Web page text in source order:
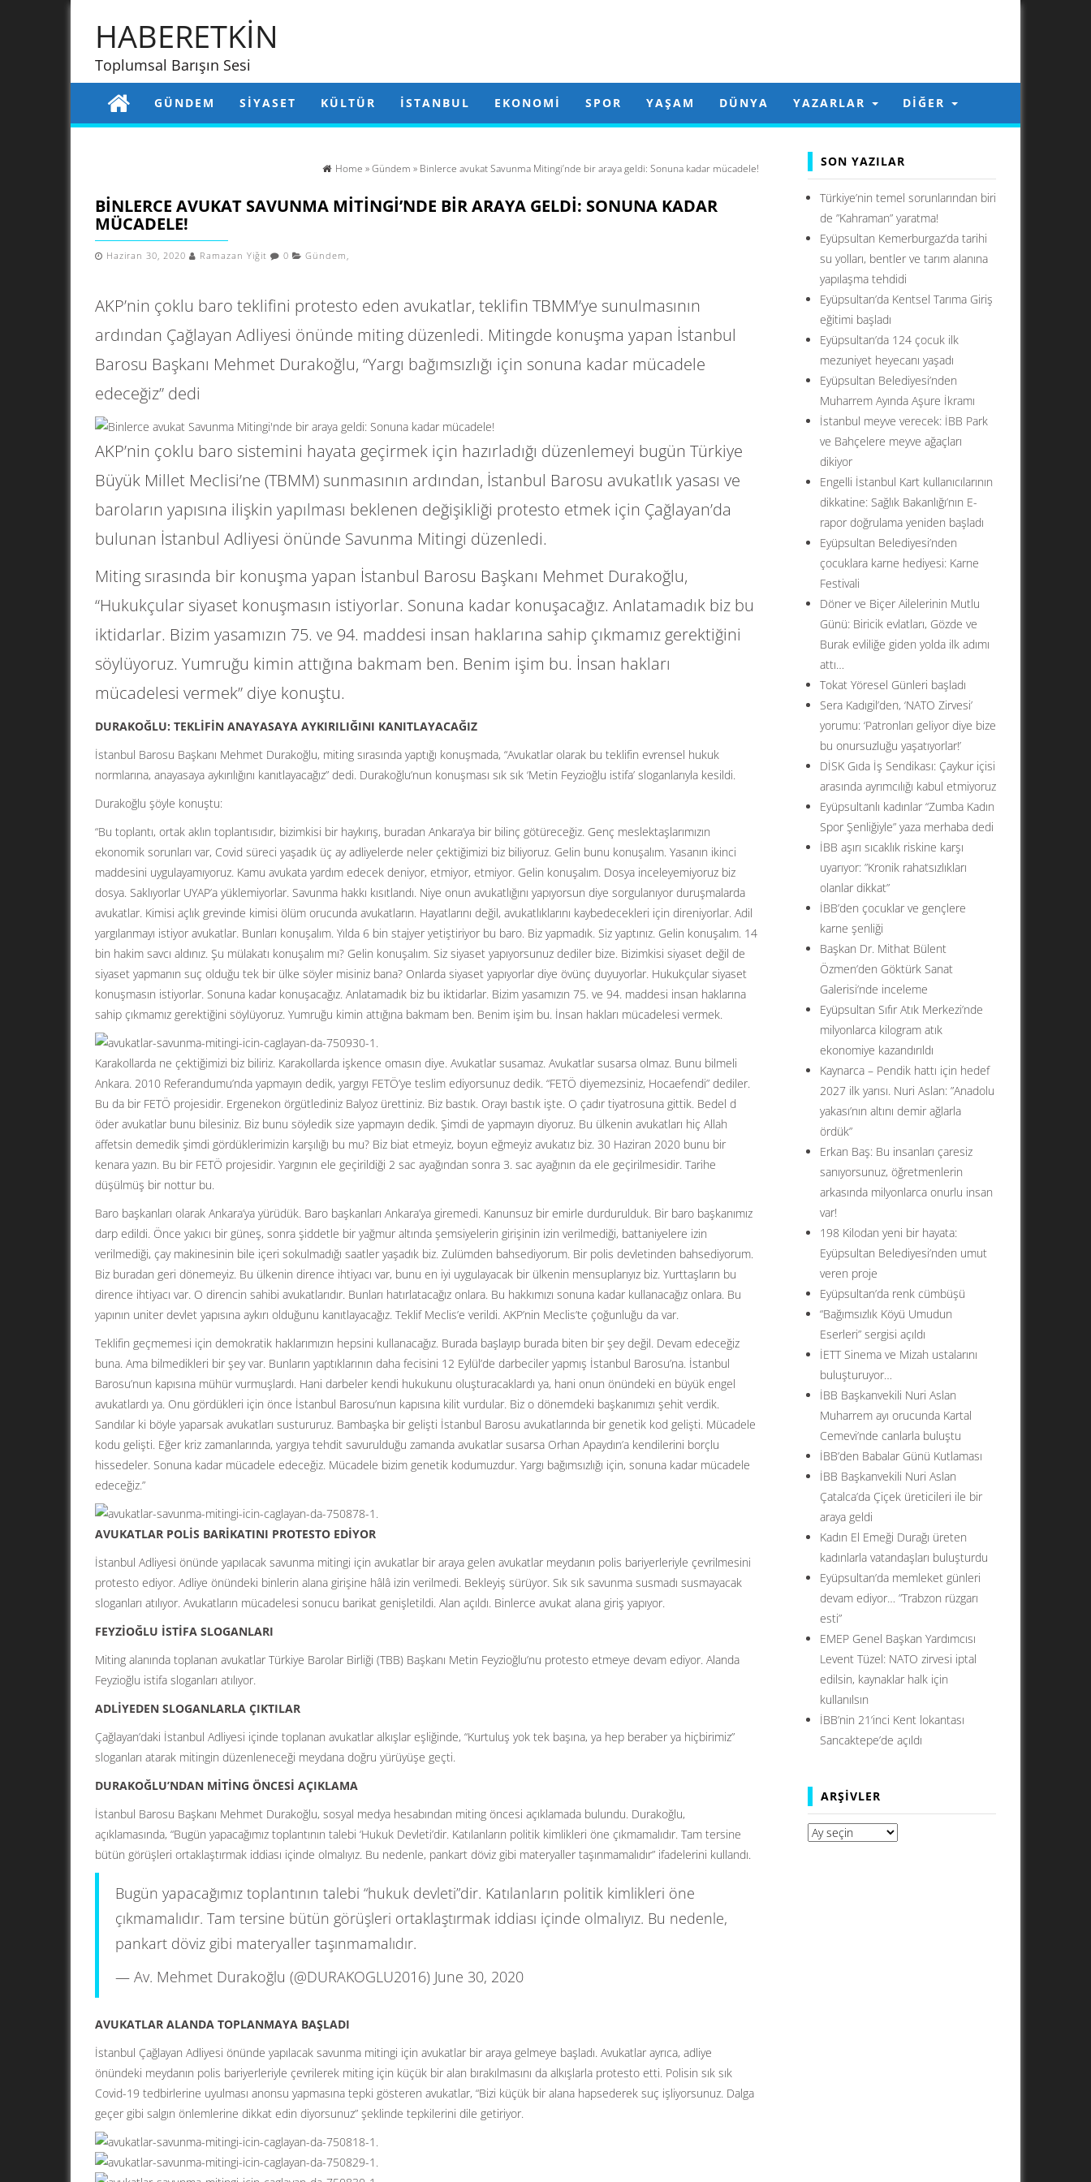
HABERETKİN
Toplumsal Barışın Sesi
GÜNDEM SIYASET KÜLTÜR İSTANBUL EKONOMI SPOR YAŞAM DÜNYA YAZARLAR DIĞER
Home »Gündem » Binlerce avukat Savunma Mitingi’nde bir araya geldi: Sonuna kadar mücadele!
BINLERCE AVUKAT SAVUNMA MITINGI’NDE BIR ARAYA GELDI: SONUNA KADAR
MÜCADELE!
Haziran 30, 2020 Ramazan Yiğit 0 Gündem ,
AKP’nin çoklu baro teklifini protesto eden avukatlar, teklifin TBMM’ye sunulmasının
ardından Çağlayan Adliyesi önünde miting düzenledi. Mitingde konuşma yapan İstanbul
Barosu Başkanı Mehmet Durakoğlu, “Yargı bağımsızlığı için sonuna kadar mücadele
edeceğiz” dedi
AKP’nin çoklu baro sistemini hayata geçirmek için hazırladığı düzenlemeyi bugün Türkiye
Büyük Millet Meclisi’ne (TBMM) sunmasının ardından, İstanbul Barosu avukatlık yasası ve
baroların yapısına ilişkin yapılması beklenen değişikliği protesto etmek için Çağlayan’da
bulunan İstanbul Adliyesi önünde Savunma Mitingi düzenledi.
Miting sırasında bir konuşma yapan İstanbul Barosu Başkanı Mehmet Durakoğlu,
“Hukukçular siyaset konuşmasın istiyorlar. Sonuna kadar konuşacağız. Anlatamadık biz bu
iktidarlar. Bizim yasamızın 75. ve 94. maddesi insan haklarına sahip çıkmamız gerektiğini
söylüyoruz. Yumruğu kimin attığına bakmam ben. Benim işim bu. İnsan hakları
mücadelesi vermek” diye konuştu.
DURAKOĞLU: TEKLİFİN ANAYASAYA AYKIRILIĞINI KANITLAYACAĞIZ
İstanbul Barosu Başkanı Mehmet Durakoğlu, miting sırasında yaptığı konuşmada, “Avukatlar olarak bu teklifin evrensel hukuk
normlarına, anayasaya aykırılığını kanıtlayacağız” dedi. Durakoğlu’nun konuşması sık sık ‘Metin Feyzioğlu istifa’ sloganlarıyla kesildi.
Durakoğlu şöyle konuştu:
“Bu toplantı, ortak aklın toplantısıdır, bizimkisi bir haykırış, buradan Ankara’ya bir bilinç götüreceğiz. Genç meslektaşlarımızın
ekonomik sorunları var, Covid süreci yaşadık üç ay adliyelerde neler çektiğimizi biz biliyoruz. Gelin bunu konuşalım. Yasanın ikinci
maddesini uygulayamıyoruz. Kamu avukata yardım edecek deniyor, etmiyor, etmiyor. Gelin konuşalım. Dosya inceleyemiyoruz biz
dosya. Saklıyorlar UYAP’a yüklemiyorlar. Savunma hakkı kısıtlandı. Niye onun avukatlığını yapıyorsun diye sorgulanıyor duruşmalarda
avukatlar. Kimisi açlık grevinde kimisi ölüm orucunda avukatların. Hayatlarını değil, avukatlıklarını kaybedecekleri için direniyorlar. Adil
yargılanmayı istiyor avukatlar. Bunları konuşalım. Yılda 6 bin stajyer yetiştiriyor bu baro. Biz yapmadık. Siz yaptınız. Gelin konuşalım. 14
bin hakim savcı aldınız. Şu mülakatı konuşalım mı? Gelin konuşalım. Siz siyaset yapıyorsunuz dediler bize. Bizimkisi siyaset değil de
siyaset yapmanın suç olduğu tek bir ülke söyler misiniz bana? Onlarda siyaset yapıyorlar diye övünç duyuyorlar. Hukukçular siyaset
konuşmasın istiyorlar. Sonuna kadar konuşacağız. Anlatamadık biz bu iktidarlar. Bizim yasamızın 75. ve 94. maddesi insan haklarına
sahip çıkmamız gerektiğini söylüyoruz. Yumruğu kimin attığına bakmam ben. Benim işim bu. İnsan hakları mücadelesi vermek.
Karakollarda ne çektiğimizi biz biliriz. Karakollarda işkence omasın diye. Avukatlar susamaz. Avukatlar susarsa olmaz. Bunu bilmeli
Ankara. 2010 Referandumu’nda yapmayın dedik, yargıyı FETÖ’ye teslim ediyorsunuz dedik. “FETÖ diyemezsiniz, Hocaefendi” dediler.
Bu da bir FETÖ projesidir. Ergenekon örgütlediniz Balyoz ürettiniz. Biz bastık. Orayı bastık işte. O çadır tiyatrosuna gittik. Bedel d
öder avukatlar bunu bilesiniz. Biz bunu söyledik size yapmayın dedik. Şimdi de yapmayın diyoruz. Bu ülkenin avukatları hiç Allah
affetsin demedik şimdi gördüklerimizin karşılığı bu mu? Biz biat etmeyiz, boyun eğmeyiz avukatız biz. 30 Haziran 2020 bunu bir
kenara yazın. Bu bir FETÖ projesidir. Yargının ele geçirildiği 2 sac ayağından sonra 3. sac ayağının da ele geçirilmesidir. Tarihe
düşülmüş bir nottur bu.
Baro başkanları olarak Ankara’ya yürüdük. Baro başkanları Ankara’ya giremedi. Kanunsuz bir emirle durdurulduk. Bir baro başkanımız
darp edildi. Önce yakıcı bir güneş, sonra şiddetle bir yağmur altında şemsiyelerin girişinin izin verilmediği, battaniyelere izin
verilmediği, çay makinesinin bile içeri sokulmadığı saatler yaşadık biz. Zulümden bahsediyorum. Bir polis devletinden bahsediyorum.
Biz buradan geri dönemeyiz. Bu ülkenin dirence ihtiyacı var, bunu en iyi uygulayacak bir ülkenin mensuplarıyız biz. Yurttaşların bu
dirence ihtiyacı var. O direncin sahibi avukatlarıdır. Bunları hatırlatacağız onlara. Bu hakkımızı sonuna kadar kullanacağız onlara. Bu
yapının uniter devlet yapısına aykırı olduğunu kanıtlayacağız. Teklif Meclis’e verildi. AKP’nin Meclis’te çoğunluğu da var.
Teklifin geçmemesi için demokratik haklarımızın hepsini kullanacağız. Burada başlayıp burada biten bir şey değil. Devam edeceğiz
buna. Ama bilmedikleri bir şey var. Bunların yaptıklarının daha fecisini 12 Eylül’de darbeciler yapmış İstanbul Barosu’na. İstanbul
Barosu’nun kapısına mühür vurmuşlardı. Hani darbeler kendi hukukunu oluşturacaklardı ya, hani onun önündeki en büyük engel
avukatlardı ya. Onu gördükleri için önce İstanbul Barosu’nun kapısına kilit vurdular. Biz o dönemdeki başkanımızı şehit verdik.
Sandılar ki böyle yaparsak avukatları sustururuz. Bambaşka bir gelişti İstanbul Barosu avukatlarında bir genetik kod gelişti. Mücadele
kodu gelişti. Eğer kriz zamanlarında, yargıya tehdit savurulduğu zamanda avukatlar susarsa Orhan Apaydın’a kendilerini borçlu
hissedeler. Sonuna kadar mücadele edeceğiz. Mücadele bizim genetik kodumuzdur. Yargı bağımsızlığı için, sonuna kadar mücadele
edeceğiz.”
AVUKATLAR POLİS BARİKATINI PROTESTO EDİYOR
İstanbul Adliyesi önünde yapılacak savunma mitingi için avukatlar bir araya gelen avukatlar meydanın polis bariyerleriyle çevrilmesini
protesto ediyor. Adliye önündeki binlerin alana girişine hâlâ izin verilmedi. Bekleyiş sürüyor. Sık sık savunma susmadı susmayacak
sloganları atılıyor. Avukatların mücadelesi sonucu barikat genişletildi. Alan açıldı. Binlerce avukat alana giriş yapıyor.
FEYZİOĞLU İSTİFA SLOGANLARI
Miting alanında toplanan avukatlar Türkiye Barolar Birliği (TBB) Başkanı Metin Feyzioğlu’nu protesto etmeye devam ediyor. Alanda
Feyzioğlu istifa sloganları atılıyor.
ADLİYEDEN SLOGANLARLA ÇIKTILAR
Çağlayan’daki İstanbul Adliyesi içinde toplanan avukatlar alkışlar eşliğinde, “Kurtuluş yok tek başına, ya hep beraber ya hiçbirimiz”
sloganları atarak mitingin düzenleneceği meydana doğru yürüyüşe geçti.
DURAKOĞLU’NDAN MİTİNG ÖNCESİ AÇIKLAMA
İstanbul Barosu Başkanı Mehmet Durakoğlu, sosyal medya hesabından miting öncesi açıklamada bulundu. Durakoğlu,
açıklamasında, “Bugün yapacağımız toplantının talebi ‘Hukuk Devleti’dir. Katılanların politik kimlikleri öne çıkmamalıdır. Tam tersine
bütün görüşleri ortaklaştırmak iddiası içinde olmalıyız. Bu nedenle, pankart döviz gibi materyaller taşınmamalıdır” ifadelerini kullandı.
Bugün yapacağımız toplantının talebi “hukuk devleti”dir. Katılanların politik kimlikleri öne
çıkmamalıdır. Tam tersine bütün görüşleri ortaklaştırmak iddiası içinde olmalıyız. Bu nedenle,
pankart döviz gibi materyaller taşınmamalıdır.
— Av. Mehmet Durakoğlu (@DURAKOGLU2016) June 30, 2020
AVUKATLAR ALANDA TOPLANMAYA BAŞLADI
İstanbul Çağlayan Adliyesi önünde yapılacak savunma mitingi için avukatlar bir araya gelmeye başladı. Avukatlar ayrıca, adliye
önündeki meydanın polis bariyerleriyle çevrilerek miting için küçük bir alan bırakılmasını da alkışlarla protesto etti. Polisin sık sık
Covid-19 tedbirlerine uyulması anonsu yapmasına tepki gösteren avukatlar, “Bizi küçük bir alana hapsederek suç işliyorsunuz. Dalga
geçer gibi salgın önlemlerine dikkat edin diyorsunuz” şeklinde tepkilerini dile getiriyor.
SON YAZILAR
Türkiye’nin temel sorunlarından biri
de ”Kahraman” yaratma!
Eyüpsultan Kemerburgaz’da tarihi
su yolları, bentler ve tarım alanına
yapılaşma tehdidi
Eyüpsultan’da Kentsel Tarıma Giriş
eğitimi başladı
Eyüpsultan’da 124 çocuk ilk
mezuniyet heyecanı yaşadı
Eyüpsultan Belediyesi’nden
Muharrem Ayında Aşure İkramı
İstanbul meyve verecek: İBB Park
ve Bahçelere meyve ağaçları
dikiyor
Engelli İstanbul Kart kullanıcılarının
dikkatine: Sağlık Bakanlığı’nın E-
rapor doğrulama yeniden başladı
Eyüpsultan Belediyesi’nden
çocuklara karne hediyesi: Karne
Festivali
Döner ve Biçer Ailelerinin Mutlu
Günü: Biricik evlatları, Gözde ve
Burak evliliğe giden yolda ilk adımı
attı…
Tokat Yöresel Günleri başladı
Sera Kadıgil’den, ‘NATO Zirvesi’
yorumu: ‘Patronları geliyor diye bize
bu onursuzluğu yaşatıyorlar!’
DİSK Gıda İş Sendikası: Çaykur içisi
arasında ayrımcılığı kabul etmiyoruz
Eyüpsultanlı kadınlar “Zumba Kadın
Spor Şenliğiyle” yaza merhaba dedi
İBB aşırı sıcaklık riskine karşı
uyarıyor: ”Kronik rahatsızlıkları
olanlar dikkat”
İBB’den çocuklar ve gençlere
karne şenliği
Başkan Dr. Mithat Bülent
Özmen’den Göktürk Sanat
Galerisi’nde inceleme
Eyüpsultan Sıfır Atık Merkezi’nde
milyonlarca kilogram atık
ekonomiye kazandırıldı
Kaynarca – Pendik hattı için hedef
2027 ilk yarısı. Nuri Aslan: ”Anadolu
yakası’nın altını demir ağlarla
ördük”
Erkan Baş: Bu insanları çaresiz
sanıyorsunuz, öğretmenlerin
arkasında milyonlarca onurlu insan
var!
198 Kilodan yeni bir hayata:
Eyüpsultan Belediyesi’nden umut
veren proje
Eyüpsultan’da renk cümbüşü
“Bağımsızlık Köyü Umudun
Eserleri” sergisi açıldı
İETT Sinema ve Mizah ustalarını
buluşturuyor…
İBB Başkanvekili Nuri Aslan
Muharrem ayı orucunda Kartal
Cemevi’nde canlarla buluştu
İBB’den Babalar Günü Kutlaması
İBB Başkanvekili Nuri Aslan
Çatalca’da Çiçek üreticileri ile bir
araya geldi
Kadın El Emeği Durağı üreten
kadınlarla vatandaşları buluşturdu
Eyüpsultan’da memleket günleri
devam ediyor… ”Trabzon rüzgarı
esti”
EMEP Genel Başkan Yardımcısı
Levent Tüzel: NATO zirvesi iptal
edilsin, kaynaklar halk için
kullanılsın
İBB’nin 21’inci Kent lokantası
Sancaktepe’de açıldı
ARŞIVLER
Arşivler